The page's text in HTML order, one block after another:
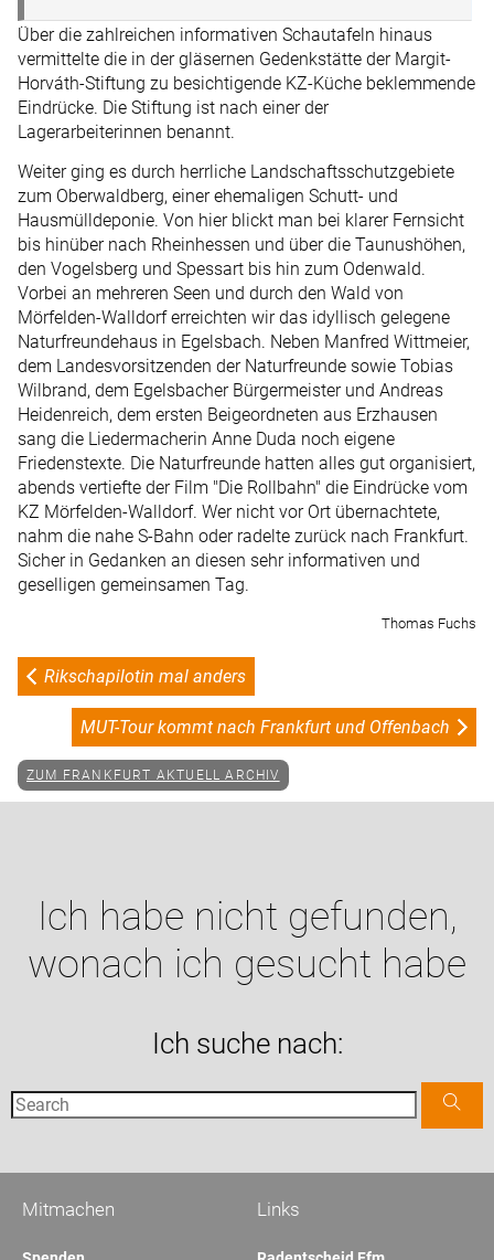
Über die zahlreichen informativen Schautafeln hinaus
vermittelte die in der gläsernen Gedenkstätte der Margit-
Horváth-Stiftung zu besichtigende KZ-Küche beklemmende
Eindrücke. Die Stiftung ist nach einer der
Lagerarbeiterinnen benannt.
Weiter ging es durch herrliche Landschaftsschutzgebiete
zum Oberwaldberg, einer ehemaligen Schutt- und
Hausmülldeponie. Von hier blickt man bei klarer Fernsicht
bis hinüber nach Rheinhessen und über die Taunushöhen,
den Vogelsberg und Spessart bis hin zum Odenwald.
Vorbei an mehreren Seen und durch den Wald von
Mörfelden-Walldorf erreichten wir das idyllisch gelegene
Naturfreundehaus in Egelsbach. Neben Manfred Wittmeier,
dem Landesvorsitzenden der Naturfreunde sowie Tobias
Wilbrand, dem Egelsbacher Bürgermeister und Andreas
Heidenreich, dem ersten Beigeordneten aus Erzhausen
sang die Liedermacherin Anne Duda noch eigene
Friedenstexte. Die Naturfreunde hatten alles gut organisiert,
abends vertiefte der Film "Die Rollbahn" die Eindrücke vom
KZ Mörfelden-Walldorf. Wer nicht vor Ort übernachtete,
nahm die nahe S-Bahn oder radelte zurück nach Frankfurt.
Sicher in Gedanken an diesen sehr informativen und
geselligen gemeinsamen Tag.
Thomas Fuchs
Rikschapilotin mal anders
MUT-Tour kommt nach Frankfurt und Offenbach
ZUM FRANKFURT AKTUELL ARCHIV
Ich habe nicht gefunden,
wonach ich gesucht habe
Ich suche nach:
Links
Mitmachen